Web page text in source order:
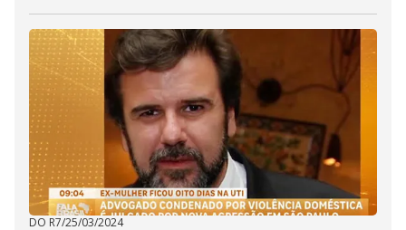
DO R7/25/03/2024